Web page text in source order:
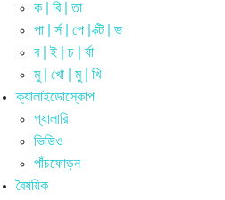
ক | বি | তা
পা | র্স | পে | ক্টি | ভ
ব | ই | চ | র্যা
মু | খো | মু | খি
ক্যালাইডোস্কোপ
গ্যালারি
ভিডিও
পাঁচফোড়ন
বৈষয়িক